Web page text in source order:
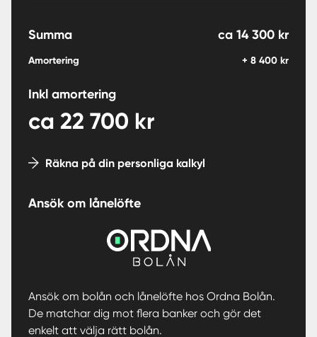
Summa ca 14 300 kr
Amortering + 8 400 kr
Inkl amortering
ca 22 700 kr
Räkna på din personliga kalkyl
Ansök om lånelöfte
Ansök om bolån och lånelöfte hos Ordna Bolån.
De matchar dig mot flera banker och gör det
enkelt att välja rätt bolån.